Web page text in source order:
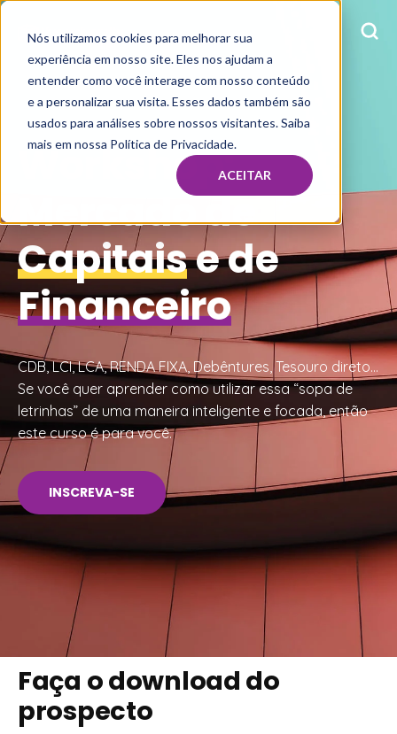
Nós utilizamos cookies para melhorar sua
experiência em nosso site. Eles nos ajudam a
entender como você interage com nosso conteúdo
e a personalizar sua visita. Esses dados também são
usados para análises sobre nossos visitantes. Saiba
mais em nossa Política de Privacidade.
ACEITAR
Workshop:
Mercado de
Capitaise de
Financeiro
CDB, LCI, LCA, RENDA FIXA, Debêntures, Tesouro direto...
Se você quer aprender como utilizar essa “sopa de
letrinhas” de uma maneira inteligente e focada, então
este curso é para você.
INSCREVA-SE
Faça o download do
prospecto